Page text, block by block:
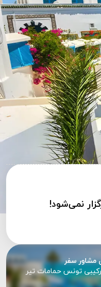
نمی‌شود!
مشاور سفر
تونس حمامات تیر